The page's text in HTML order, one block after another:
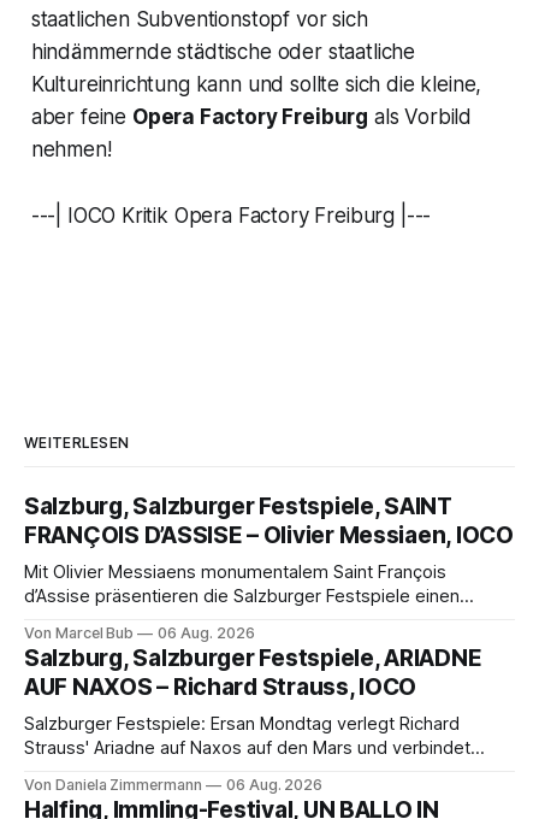
staatlichen Subventionstopf vor sich
hindämmernde städtische oder staatliche
Kultureinrichtung kann und sollte sich die kleine,
aber feine Opera Factory Freiburg als Vorbild
nehmen!
---| IOCO Kritik Opera Factory Freiburg |---
WEITERLESEN
Salzburg, Salzburger Festspiele, SAINT
FRANÇOIS D’ASSISE – Olivier Messiaen, IOCO
Mit Olivier Messiaens monumentalem Saint François
d’Assise präsentieren die Salzburger Festspiele einen
eine bildgewaltige Inszenierung, Maxime Pascal entfaltet
die komplexe Partitur eindrucksvoll, Philippe Sly berührt als
Franziskus.
Von Marcel Bub 06 Aug. 2026
Salzburg, Salzburger Festspiele, ARIADNE
AUF NAXOS – Richard Strauss, IOCO
Salzburger Festspiele: Ersan Mondtag verlegt Richard
Strauss' Ariadne auf Naxos auf den Mars und verbindet
Aufführung mit starken Solisten und den Wiener
Von Daniela Zimmermann 06 Aug. 2026
Halfing, Immling-Festival, UN BALLO IN